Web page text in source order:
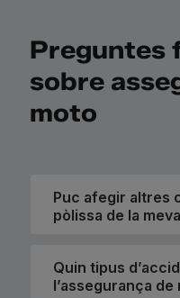
Preguntes
sobre
moto
Puc afegir altres
pòlissa de la
Quin tipus
l’assegurança de